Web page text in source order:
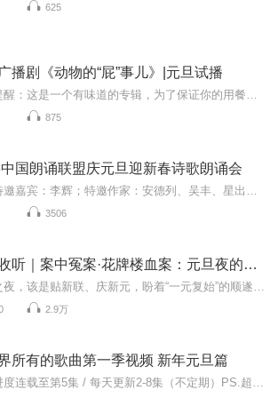
625
播剧《动物的“屁”事儿》|元旦试播
875
国朗诵联盟庆元旦迎新春诗歌朗诵会
3506
免费收听｜案中冤案·花牌楼血案：元旦夜的沉冤与昭雪
2.9万
所有的歌曲第一季视频 新年元旦篇